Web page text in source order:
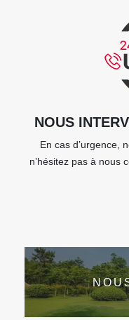
NOUS
En cas d’urgence,
n’hésitez pas à nous